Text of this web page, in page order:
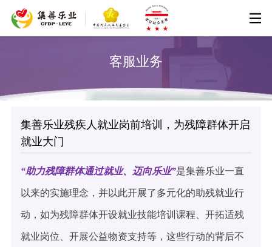
客服业务
集善乐业残疾人就业岗前培训，为残障群体开启
就业大门
“助力残障群体通过就业、迈向乐业”是集善乐业一直
以来的实施理念，并以此开展了多元化的助残就业行
动，如为残障群体开设就业技能培训课程、开拓适残
就业岗位、开展公益物资支持等，这些行动的背后不